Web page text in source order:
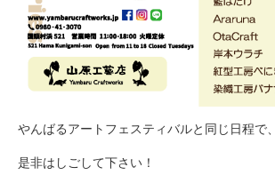
やんばるアートフェスティバルと同じ日程で
是非はしごして下さい！